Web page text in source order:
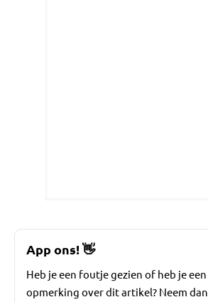
App ons!👋
Heb je een foutje gezien of heb je een
opmerking over dit artikel? Neem dan